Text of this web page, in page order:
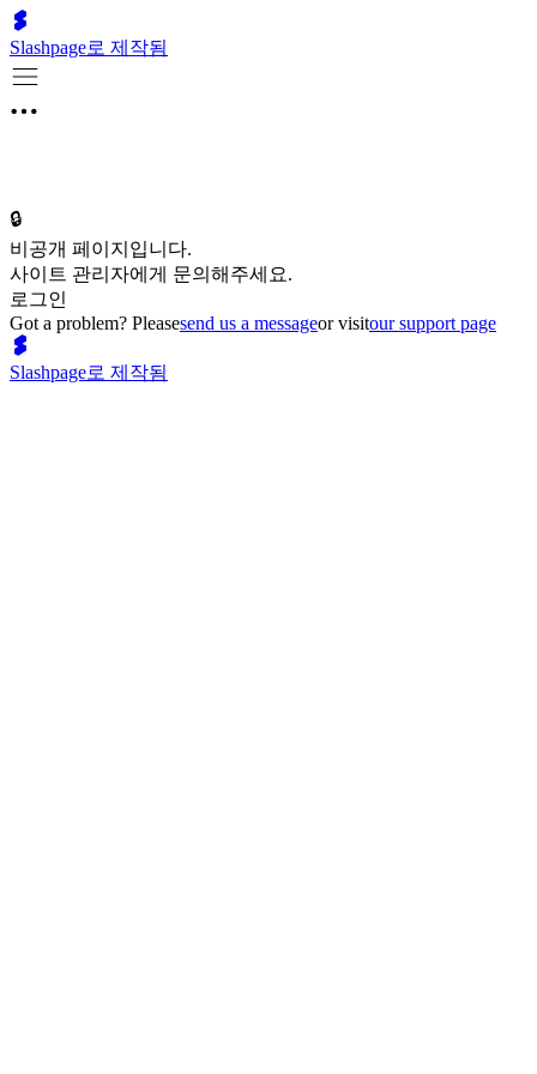
Slashpage로 제작됨
🔒
비공개 페이지입니다.
사이트 관리자에게 문의해주세요.
로그인
Got a problem? Pleasesend us a messageor visitour support page
Slashpage로 제작됨